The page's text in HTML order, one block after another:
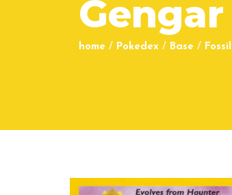
Gengar
home / Pokedex / Base / Fossil